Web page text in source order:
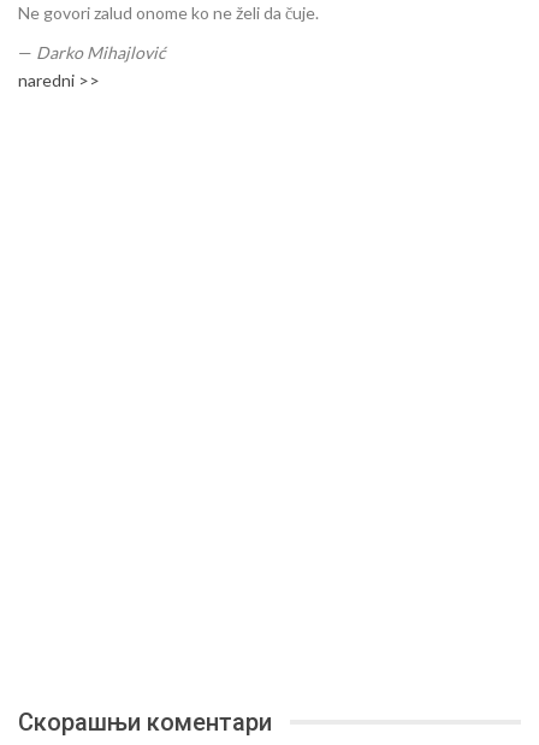
Ne govori zalud onome ko ne želi da čuje.
— Darko Mihajlović
naredni >>
Скорашњи коментари